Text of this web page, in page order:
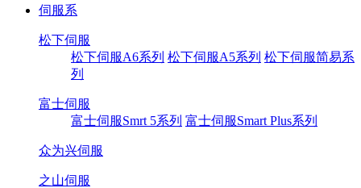
伺服系
松下伺服
松下伺服A6系列 松下伺服A5系列 松下伺服简易系
列
富士伺服
富士伺服Smrt 5系列 富士伺服Smart Plus系列
众为兴伺服
之山伺服